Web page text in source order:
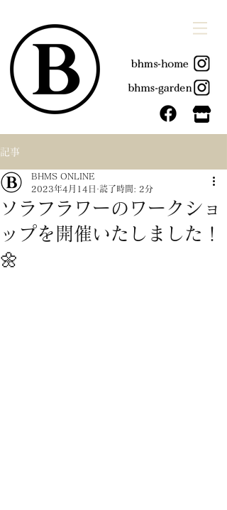
記事
ソラフラワーのワークショ
ップを開催いたしました！
🌼
BHMS ONLINE
2023年4月14日
読了時間: 2分